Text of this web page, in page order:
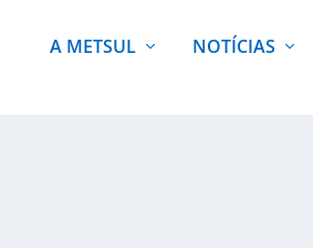
A METSUL NOTÍCIAS